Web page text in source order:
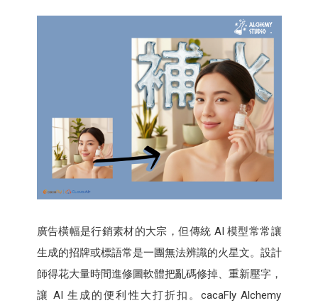
廣告橫幅是行銷素材的大宗，但傳統 AI 模型常常讓
生成的招牌或標語常是一團無法辨識的火星文。設計
師得花大量時間進修圖軟體把亂碼修掉、重新壓字，
讓 AI 生成的便利性大打折扣。cacaFly Alchemy